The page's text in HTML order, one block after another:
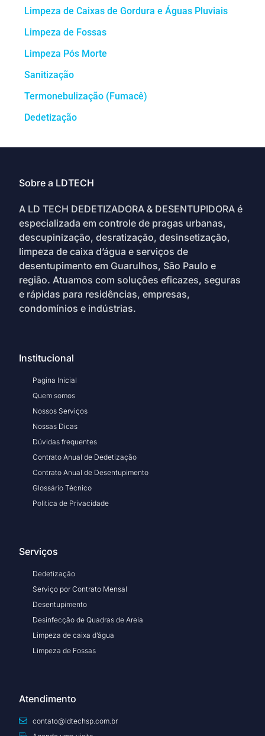
Limpeza de Caixas de Gordura e Águas Pluviais
Limpeza de Fossas
Limpeza Pós Morte
Sanitização
Termonebulização (Fumacê)
Dedetização
Sobre a LDTECH
A LD TECH DEDETIZADORA & DESENTUPIDORA é
especializada em controle de pragas urbanas,
descupinização, desratização, desinsetização,
limpeza de caixa d’água e serviços de
desentupimento em Guarulhos, São Paulo e
região. Atuamos com soluções eficazes, seguras
e rápidas para residências, empresas,
condomínios e indústrias.
Institucional
Pagina Inicial
Quem somos
Nossos Serviços
Nossas Dicas
Dúvidas frequentes
Contrato Anual de Dedetização
Contrato Anual de Desentupimento
Glossário Técnico
Politica de Privacidade
Serviços
Dedetização
Serviço por Contrato Mensal
Desentupimento
Desinfecção de Quadras de Areia
Limpeza de caixa d’água
Limpeza de Fossas
Atendimento
contato@ldtechsp.com.br